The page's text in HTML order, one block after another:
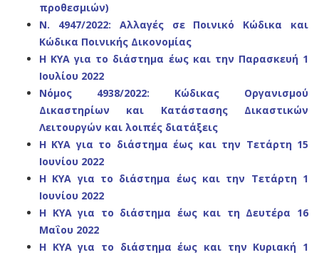
προθεσμιών)
Ν. 4947/2022: Αλλαγές σε Ποινικό Κώδικα και
Κώδικα Ποινικής Δικονομίας
Η ΚΥΑ για το διάστημα έως και την Παρασκευή 1
Ιουλίου 2022
Νόμος 4938/2022: Κώδικας Οργανισμού
Δικαστηρίων και Κατάστασης Δικαστικών
Λειτουργών και λοιπές διατάξεις
Η ΚΥΑ για το διάστημα έως και την Τετάρτη 15
Ιουνίου 2022
Η ΚΥΑ για το διάστημα έως και την Τετάρτη 1
Ιουνίου 2022
Η ΚΥΑ για το διάστημα έως και τη Δευτέρα 16
Μαΐου 2022
Η ΚΥΑ για το διάστημα έως και την Κυριακή 1